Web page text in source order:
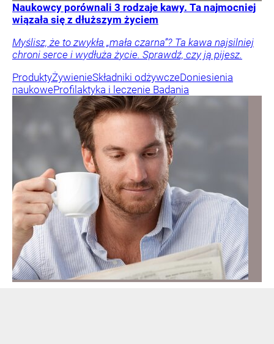
Naukowcy porównali 3 rodzaje kawy. Ta najmocniej
wiązała się z dłuższym życiem
Myślisz, że to zwykła „mała czarna”? Ta kawa najsilniej
chroni serce i wydłuża życie. Sprawdź, czy ją pijesz.
ProduktyŻywienieSkładniki odżywczeDoniesienia
naukoweProfilaktyka i leczenie Badania